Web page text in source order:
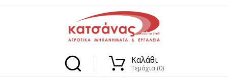
Καλάθι
Τεμάχια (0)